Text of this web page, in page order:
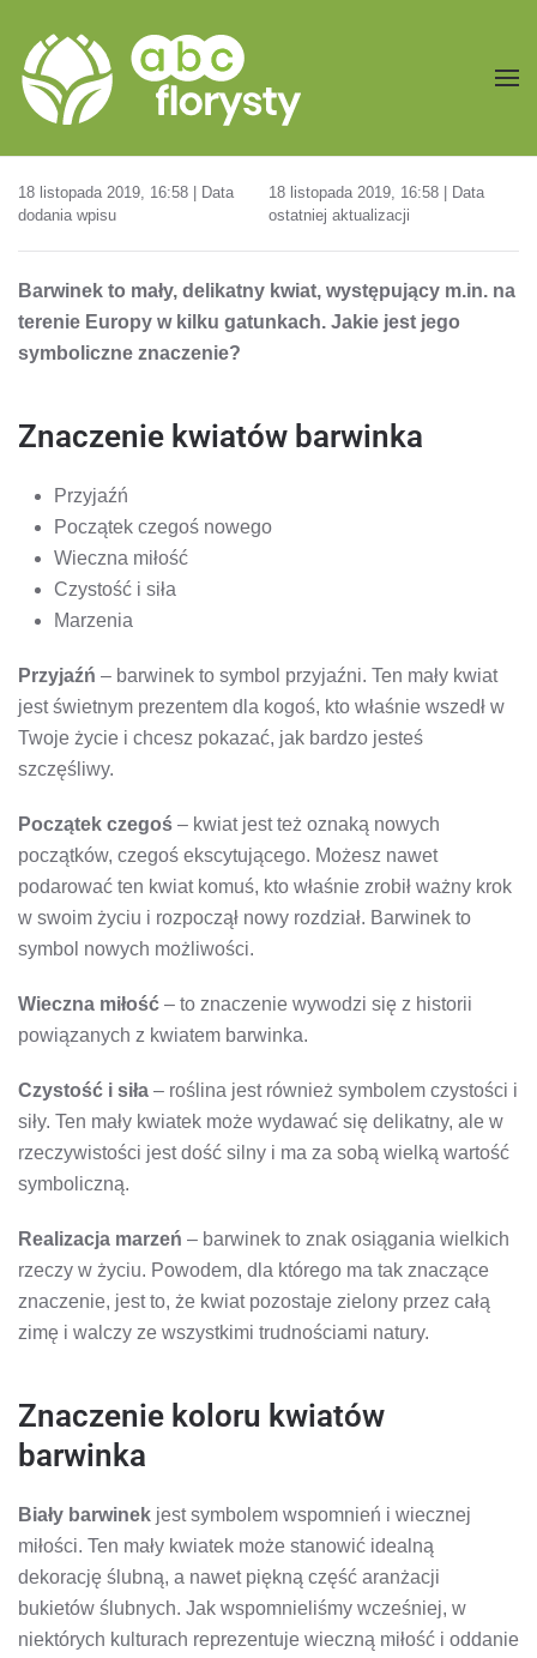
Przejdź do treści głównej
18 listopada 2019, 16:58 | Data
dodania wpisu
18 listopada 2019, 16:58 | Data
ostatniej aktualizacji
Barwinek to mały, delikatny kwiat, występujący m.in. na
terenie Europy w kilku gatunkach. Jakie jest jego
symboliczne znaczenie?
Znaczenie kwiatów barwinka
Przyjaźń
Początek czegoś nowego
Wieczna miłość
Czystość i siła
Marzenia
Przyjaźń – barwinek to symbol przyjaźni. Ten mały kwiat
jest świetnym prezentem dla kogoś, kto właśnie wszedł w
Twoje życie i chcesz pokazać, jak bardzo jesteś
szczęśliwy.
Początek czegoś – kwiat jest też oznaką nowych
początków, czegoś ekscytującego. Możesz nawet
podarować ten kwiat komuś, kto właśnie zrobił ważny krok
w swoim życiu i rozpoczął nowy rozdział. Barwinek to
symbol nowych możliwości.
Wieczna miłość – to znaczenie wywodzi się z historii
powiązanych z kwiatem barwinka.
Czystość i siła – roślina jest również symbolem czystości i
siły. Ten mały kwiatek może wydawać się delikatny, ale w
rzeczywistości jest dość silny i ma za sobą wielką wartość
symboliczną.
Realizacja marzeń – barwinek to znak osiągania wielkich
rzeczy w życiu. Powodem, dla którego ma tak znaczące
znaczenie, jest to, że kwiat pozostaje zielony przez całą
zimę i walczy ze wszystkimi trudnościami natury.
Znaczenie koloru kwiatów
barwinka
Biały barwinek jest symbolem wspomnień i wiecznej
miłości. Ten mały kwiatek może stanowić idealną
dekorację ślubną, a nawet piękną część aranżacji
bukietów ślubnych. Jak wspomnieliśmy wcześniej, w
niektórych kulturach reprezentuje wieczną miłość i oddanie